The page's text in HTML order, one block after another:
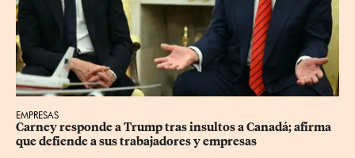
EMPRESAS
Carney responde a Trump tras insultos a Canadá; afirma
que defiende a sus trabajadores y empresas